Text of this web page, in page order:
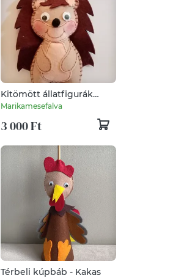
Kitömött állatfigurák
(Süni, Oroszlán, Nyuszi,
Marikamesefalva
3 000 Ft
Térbeli kúpbáb - Kakas